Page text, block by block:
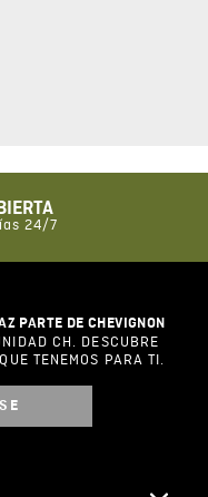
estrellas
24/7
PARTE DE CHEVIGNON
CH. DESCUBRE
TENEMOS PARA TI.